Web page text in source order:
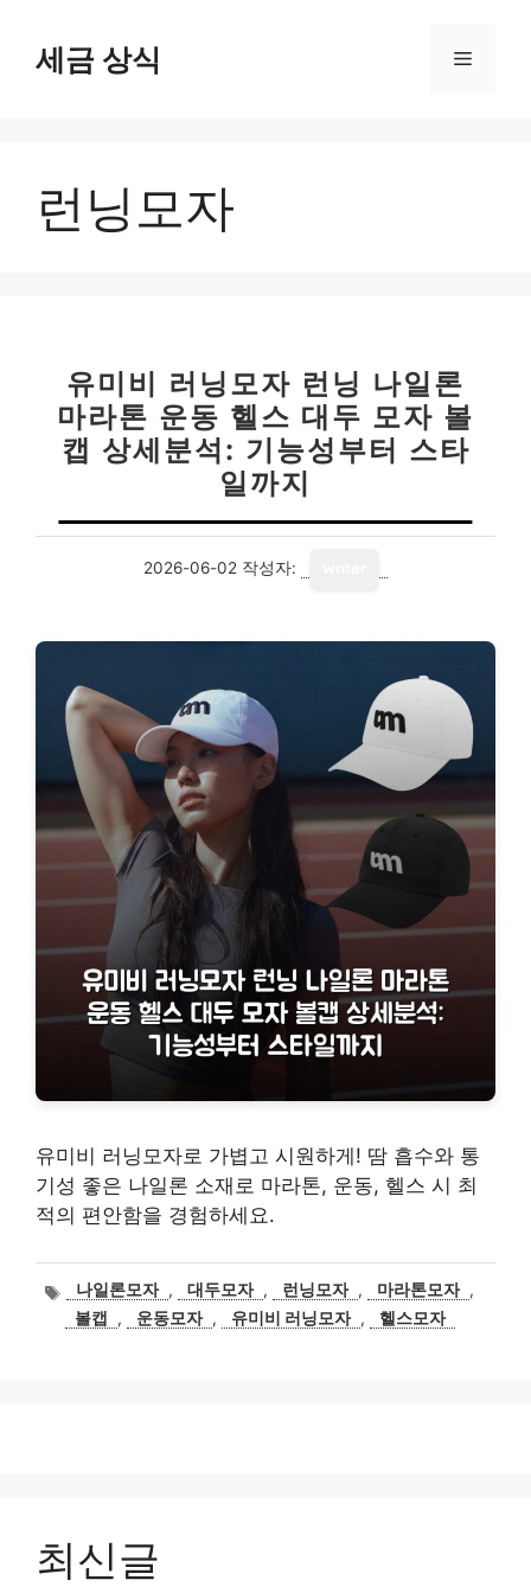
세금 상식 메
런닝모자
유미비 러닝모자 런닝 나일론
마라톤 운동 헬스 대두 모자 볼
캡 상세분석: 기능성부터 스타
일까지
2026-06-02 작성자:
유미비 러닝모자로 가볍고 시원하게! 땀 흡수와 통
기성 좋은 나일론 소재로 마라톤, 운동, 헬스 시 최
적의 편안함을 경험하세요.
태
그
나일론모자 , 대두모자 , 런닝모자 , 마라톤모자 ,
볼캡
, 운동모자 , 유미비 러닝모자 , 헬스모자
최신글